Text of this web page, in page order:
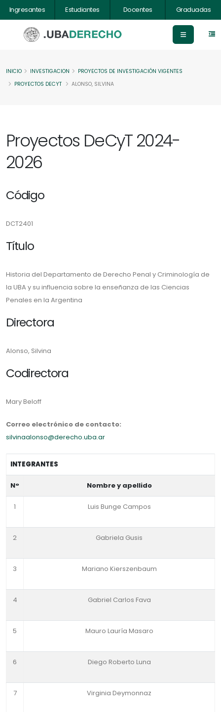
Ingresantes Estudiantes Docentes Graduadas
INICIO INVESTIGACION
PROYECTOS DE INVESTIGACIÓN VIGENTES
PROYECTOS DECYT
ALONSO, SILVINA
Proyectos DeCyT 2024-
2026
Código
DCT2401
Título
Historia del Departamento de Derecho Penal y Criminología de
la UBA y su influencia sobre la enseñanza de las Ciencias
Penales en la Argentina
Directora
Alonso, Silvina
Codirectora
Mary Beloff
Correo electrónico de contacto:
silvinaalonso@derecho.uba.ar
INTEGRANTES
N° Nombre y apellido
1 Luis Bunge Campos
2 Gabriela Gusis
3 Mariano Kierszenbaum
4 Gabriel Carlos Fava
5 Mauro Lauría Masaro
6 Diego Roberto Luna
7 Virginia Deymonnaz